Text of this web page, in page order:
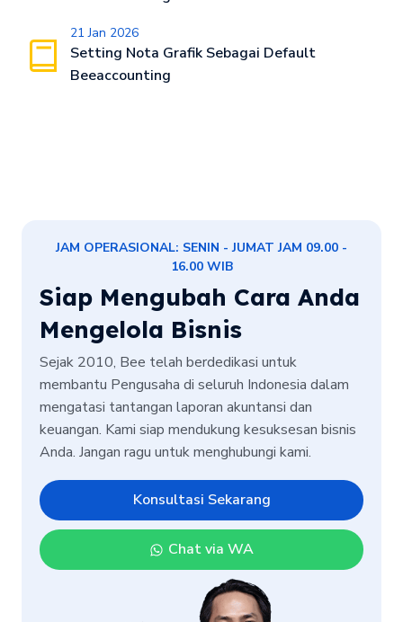
21 Jan 2026
Setting Nota Grafik Sebagai Default
Beeaccounting
JAM OPERASIONAL: SENIN - JUMAT JAM 09.00 -
16.00 WIB
Siap Mengubah Cara Anda
Mengelola Bisnis
Sejak 2010, Bee telah berdedikasi untuk
membantu Pengusaha di seluruh Indonesia dalam
mengatasi tantangan laporan akuntansi dan
keuangan. Kami siap mendukung kesuksesan bisnis
Anda. Jangan ragu untuk menghubungi kami.
Konsultasi Sekarang
Chat via WA